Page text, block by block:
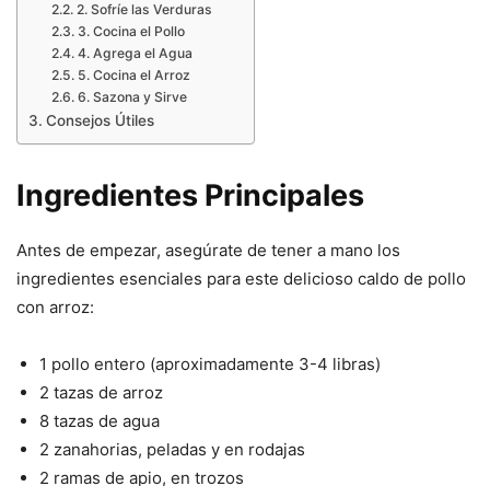
2. Sofríe las Verduras
3. Cocina el Pollo
4. Agrega el Agua
5. Cocina el Arroz
6. Sazona y Sirve
Consejos Útiles
Ingredientes Principales
Antes de empezar, asegúrate de tener a mano los
ingredientes esenciales para este delicioso caldo de pollo
con arroz:
1 pollo entero (aproximadamente 3-4 libras)
2 tazas de arroz
8 tazas de agua
2 zanahorias, peladas y en rodajas
2 ramas de apio, en trozos